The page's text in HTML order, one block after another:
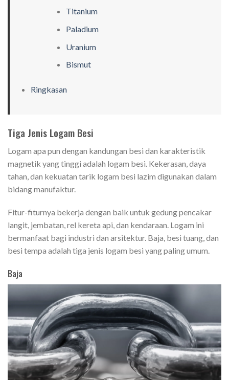
Titanium
Paladium
Uranium
Bismut
Ringkasan
Tiga Jenis Logam Besi
Logam apa pun dengan kandungan besi dan karakteristik
magnetik yang tinggi adalah logam besi. Kekerasan, daya
tahan, dan kekuatan tarik logam besi lazim digunakan dalam
bidang manufaktur.
Fitur-fiturnya bekerja dengan baik untuk gedung pencakar
langit, jembatan, rel kereta api, dan kendaraan. Logam ini
bermanfaat bagi industri dan arsitektur. Baja, besi tuang, dan
besi tempa adalah tiga jenis logam besi yang paling umum.
Baja